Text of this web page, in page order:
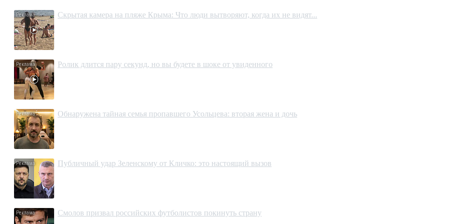
Скрытая камера на пляже Крыма: Что люди вытворяют, когда их не видят...
Ролик длится пару секунд, но вы будете в шоке от увиденного
Обнаружена тайная семья пропавшего Усольцева: вторая жена и дочь
Публичный удар Зеленскому от Кличко: это настоящий вызов
Смолов призвал российских футболистов покинуть страну